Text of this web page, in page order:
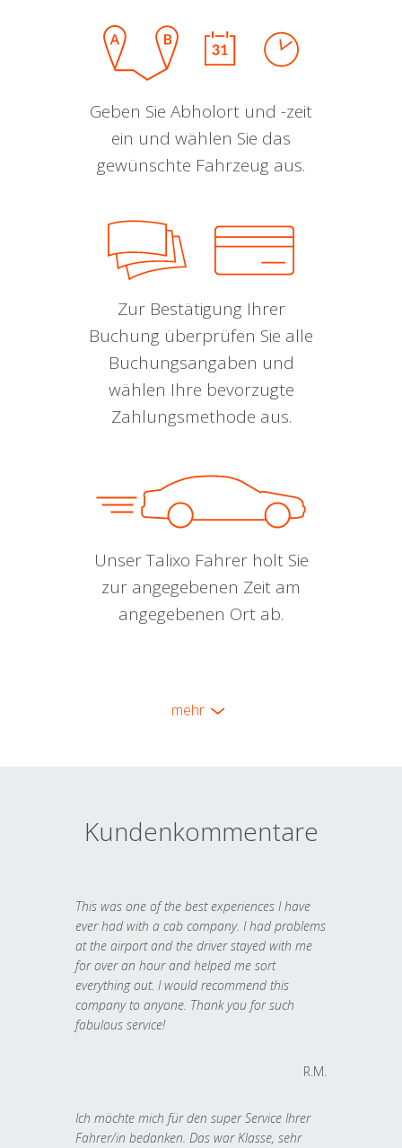
Geben Sie Abholort und -zeit
ein und wählen Sie das
gewünschte Fahrzeug aus.
Zur Bestätigung Ihrer
Buchung überprüfen Sie alle
Buchungsangaben und
wählen Ihre bevorzugte
Zahlungsmethode aus.
Unser Talixo Fahrer holt Sie
zur angegebenen Zeit am
angegebenen Ort ab.
mehr
Kundenkommentare
This was one of the best experiences I have
ever had with a cab company. I had problems
at the airport and the driver stayed with me
for over an hour and helped me sort
everything out. I would recommend this
company to anyone. Thank you for such
fabulous service!
R.M.
Ich möchte mich für den super Service Ihrer
Fahrer/in bedanken. Das war Klasse, sehr